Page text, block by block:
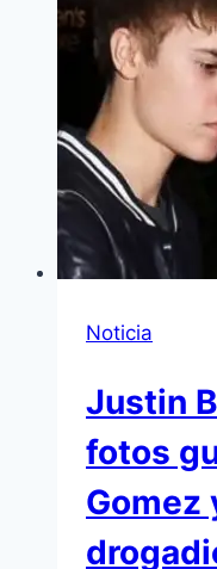
Noticia
Justin
fotos
Gomez